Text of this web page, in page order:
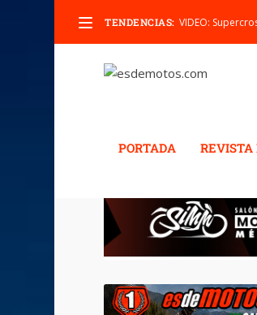
TENDENCIAS: VIDEO:
PORTADA REVISTA